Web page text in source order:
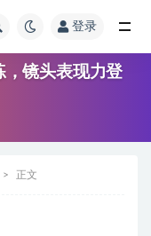
登录
，镜头表现力登
正文